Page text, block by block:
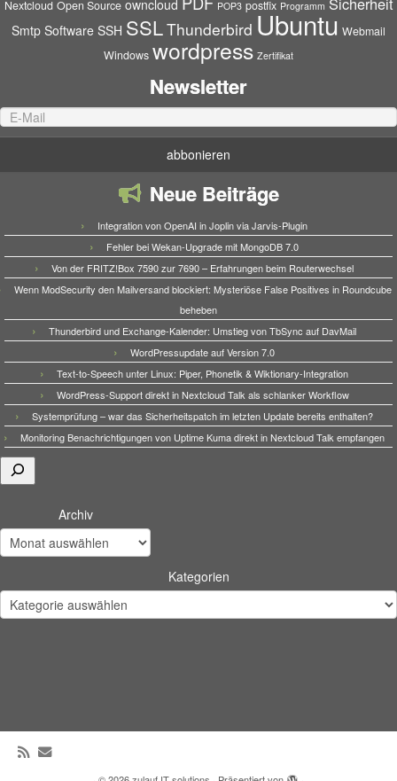
Nextcloud Open Source owncloud POP3 postfix Programm
Smtp Software SSH SSLThunderbird Ubuntu Webmail
Windows wordpress Zertifikat
Newsletter
Neue Beiträge
Integration von OpenAI in Joplin via Jarvis-Plugin
Fehler bei Wekan-Upgrade mit MongoDB 7.0
Von der FRITZ!Box 7590 zur 7690 – Erfahrungen beim Routerwechsel
Wenn ModSecurity den Mailversand blockiert: Mysteriöse False Positives in Roundcube
beheben
Thunderbird und Exchange-Kalender: Umstieg von TbSync auf DavMail
WordPressupdate auf Version 7.0
Text-to-Speech unter Linux: Piper, Phonetik & Wiktionary-Integration
WordPress-Support direkt in Nextcloud Talk als schlanker Workflow
Systemprüfung – war das Sicherheitspatch im letzten Update bereits enthalten?
Monitoring Benachrichtigungen von Uptime Kuma direkt in Nextcloud Talk empfangen
Suchen
Archiv
Kategorien